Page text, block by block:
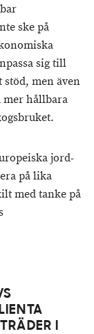
ske på
sig till
men även
hållbara
jord-
på lika
med tanke på
I